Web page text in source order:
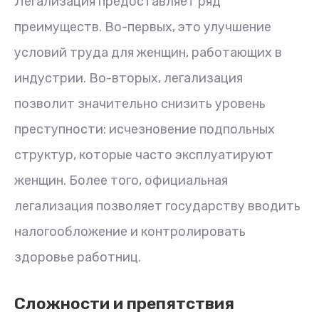
преимуществ. Во-первых, это улучшение
условий труда для женщин, работающих в
индустрии. Во-вторых, легализация
позволит значительно снизить уровень
преступности: исчезновение подпольных
структур, которые часто эксплуатируют
женщин. Более того, официальная
легализация позволяет государству вводить
налогообложение и контролировать
здоровье работниц.
Сложности и препятствия